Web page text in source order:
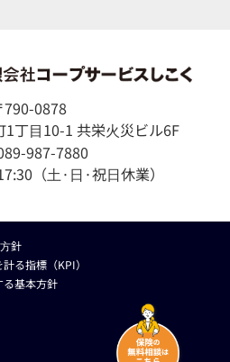
790-0878
1丁⽬10-1 共栄⽕災ビル6F
987-7880
（⼟·⽇·祝⽇休業）
針
る指標（KPI）
る基本方針